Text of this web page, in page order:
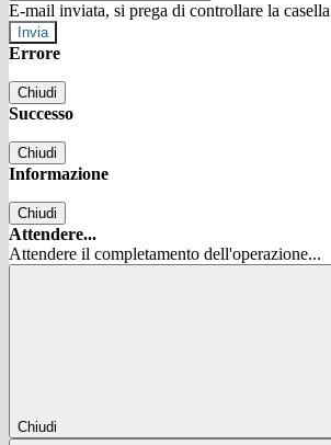
E-mail inviata, si prega di controllare la
Errore
Chiudi
Successo
Chiudi
Informazione
Chiudi
Attendere...
Attendere il completamento dell'operazione...
Chiudi